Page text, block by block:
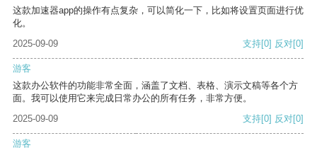
这款加速器app的操作有点复杂，可以简化一下，比如将设置页面进行优
化。
2025-09-09
支持[0] 反对[0]
游客
这款办公软件的功能非常全面，涵盖了文档、表格、演示文稿等各个方
面。我可以使用它来完成日常办公的所有任务，非常方便。
2025-09-09
支持[0] 反对[0]
游客